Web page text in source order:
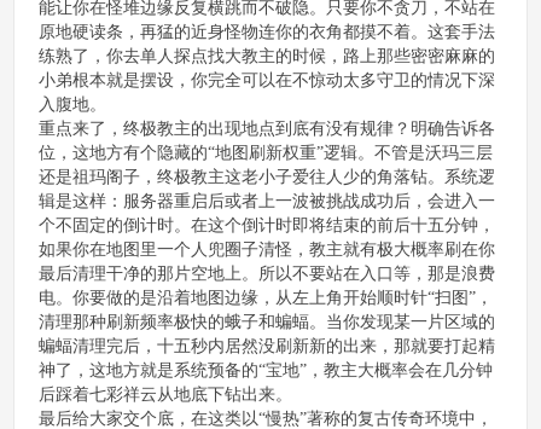
能让你在怪堆边缘反复横跳而不破隐。只要你不贪刀，不站在
原地硬读条，再猛的近身怪物连你的衣角都摸不着。这套手法
练熟了，你去单人探点找大教主的时候，路上那些密密麻麻的
小弟根本就是摆设，你完全可以在不惊动太多守卫的情况下深
入腹地。
重点来了，终极教主的出现地点到底有没有规律？明确告诉各
位，这地方有个隐藏的“地图刷新权重”逻辑。不管是沃玛三层
还是祖玛阁子，终极教主这老小子爱往人少的角落钻。系统逻
辑是这样：服务器重启后或者上一波被挑战成功后，会进入一
个不固定的倒计时。在这个倒计时即将结束的前后十五分钟，
如果你在地图里一个人兜圈子清怪，教主就有极大概率刷在你
最后清理干净的那片空地上。所以不要站在入口等，那是浪费
电。你要做的是沿着地图边缘，从左上角开始顺时针“扫图”，
清理那种刷新频率极快的蛾子和蝙蝠。当你发现某一片区域的
蝙蝠清理完后，十五秒内居然没刷新新的出来，那就要打起精
神了，这地方就是系统预备的“宝地”，教主大概率会在几分钟
后踩着七彩祥云从地底下钻出来。
最后给大家交个底，在这类以“慢热”著称的复古传奇环境中，